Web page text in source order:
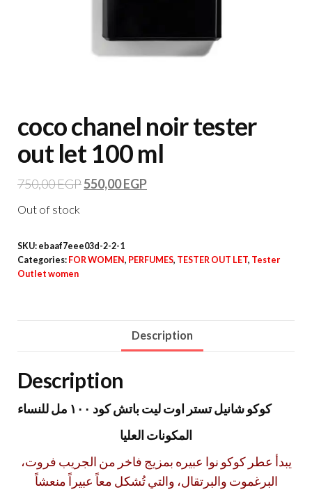
coco chanel noir tester
out let 100 ml
750,00EGP550,00EGP
Out of stock
SKU: ebaaf7eee03d-2-2-1
Categories: FOR WOMEN, PERFUMES, TESTER OUT LET, Tester
Outlet women
Description
Description
كوكو شانيل تستر اوت ليت باتش كود ١٠٠ مل للنساء
المكونات العليا
يبدأ عطر كوكو نوا عبيره بمزيج فاخر من الجريب فروت،
البرغموت والبرتقال، والتي تُشكل معاً عبيراً منعشاً